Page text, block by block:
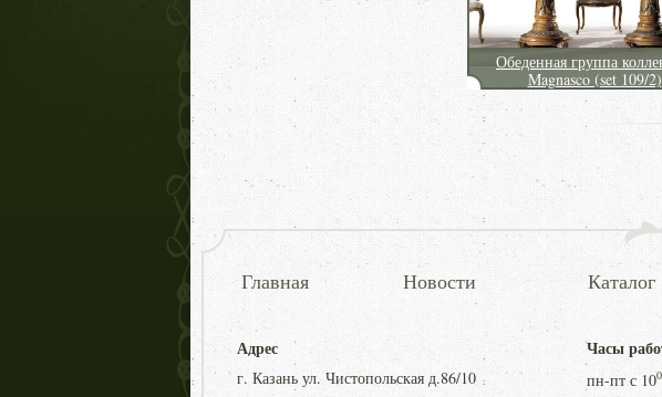
Обеденная группа
Magnasco (set 109/2)
Главная Новости Каталог
Адрес
г. Казань ул. Чистопольская д.86/10
Часы
пн-пт с 10